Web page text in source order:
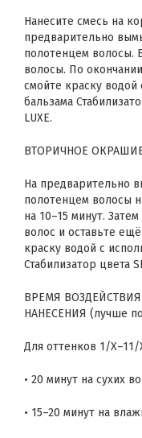
Нанесите смесь на
предварительно
полотенцем волосы.
волосы. По
смойте краску
бальзама
LUXE.
ВТОРИЧНОЕ
На предварительно
полотенцем волосы
на 10–15 минут.
волос и оставьте
краску водой с
Стабилизатор цвета
ВРЕМЯ
НАНЕСЕНИЯ (лучше
Для оттенков 1/Х–11/
• 20 минут на сухих
• 15–20 минут на